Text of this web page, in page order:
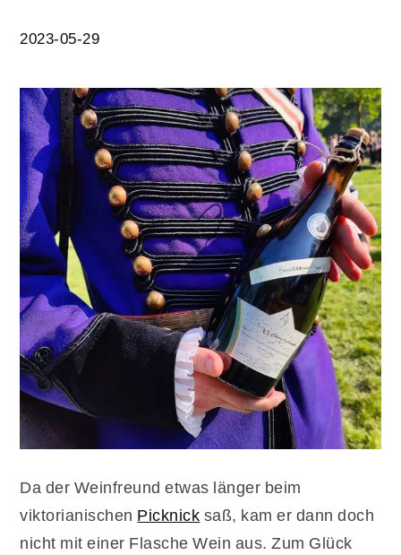
2023-05-29
Da der Weinfreund etwas länger beim
viktorianischen Picknick saß, kam er dann doch
nicht mit einer Flasche Wein aus. Zum Glück